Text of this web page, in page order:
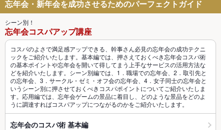
忘年会・新年会を成功させるためのパーフェクトガイド
シーン別！
忘年会コスパアップ講座
コスパのよさで満足感アップできる、幹事さん必見の忘年会の成功テクニ
ックをご紹介いたします。基本編では、押さえておくべき忘年会コスパ術
の基本ポイントや忘年会を開いて得してまう上手なサービスの活用方法な
どを紹介いたします。シーン別編では、1．職場での忘年会、2．取引先と
の忘年会、3．サークル・ゼミ・オフ会の忘年会、4．女子同士の忘年会と
いうシーン別に押させておくべきコスパポイントについてご紹介いたしま
す。応用編では、忘年会ゲームの景品に着目し、どのような景品をどのよ
うに調達すればコスパアップにつながるのかをご紹介いたします。
忘年会のコスパ術 基本編